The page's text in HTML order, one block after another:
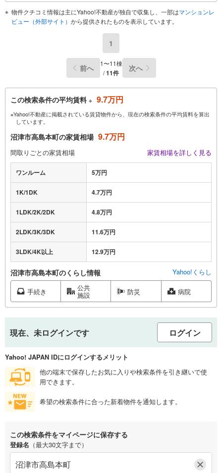
物件クチコミ情報は主にYahoo!不動産が独自で収集し、一部はマンションレ
ビュー（外部サイト） から提供されたものを表示しています。
1
前へ
1〜11棟
/11件 次へ
この検索条件の平均賃料 ※ 9.7万円
※Yahoo!不動産に掲載されている賃貸物件から、現在の検索条件の平均賃料を算出
しています。
沼津市高島本町の家賃相場 9.7万円
間取りごとの家賃相場 家賃相場を詳しく見る
ワンルーム 5万円
1K/1DK 4.7万円
1LDK/2K/2DK 4.8万円
2LDK/3K/3DK 11.6万円
3LDK/4K以上 12.9万円
沼津市高島本町のくらし情報 Yahoo!くらし
手続き 公共
施設 防災 病院
現在、未ログインです ログイン
Yahoo! JAPAN IDにログインするメリット
他の端末で保存したお気に入りや検索条件を引き継いで使
用できます。
希望の検索条件に合った新着物件を通知します。
この検索条件をマイページに保存する
登録名 （最大30文字まで）